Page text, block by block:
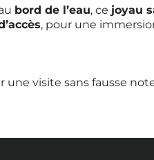
bord de l’eau, ce joyau
, pour une
une visite sans fausse